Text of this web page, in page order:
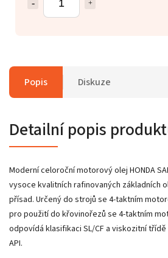
Popis Diskuze
Detailní popis
Moderní celoroční motorový olej HONDA
vysoce kvalitních rafinovaných základních
přísad. Určený do strojů se 4-taktním
pro použití do křovinořezů se 4-taktním
odpovídá klasifikaci SL/CF a viskozitní třídě
API.